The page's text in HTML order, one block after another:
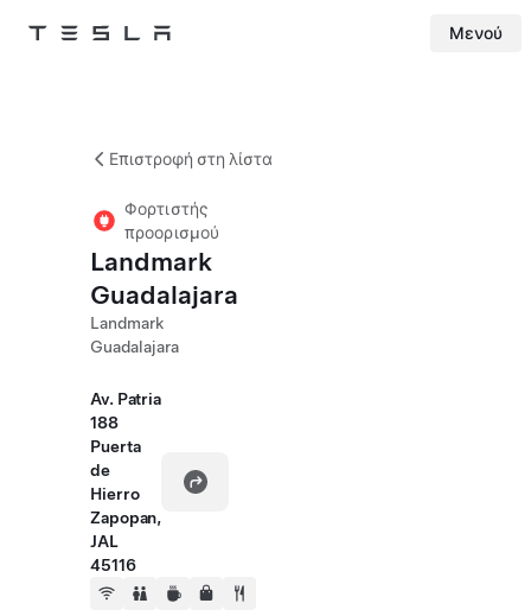
Tesla Μενού
Επιστροφή στη λίστα
Φορτιστής
προορισμού
Landmark
Guadalajara
Landmark
Guadalajara
Av. Patria
188
Puerta
de
Hierro
Zapopan,
JAL
45116